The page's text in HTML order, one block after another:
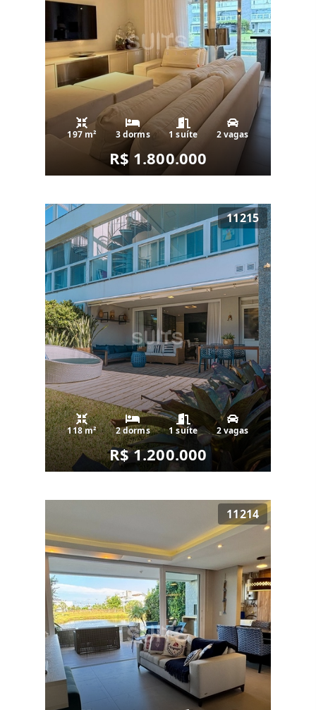
197 m² 3 dorms 1 suíte 2 vagas
R$ 1.800.000
11215
118 m² 2 dorms 1 suíte 2 vagas
R$ 1.200.000
11214